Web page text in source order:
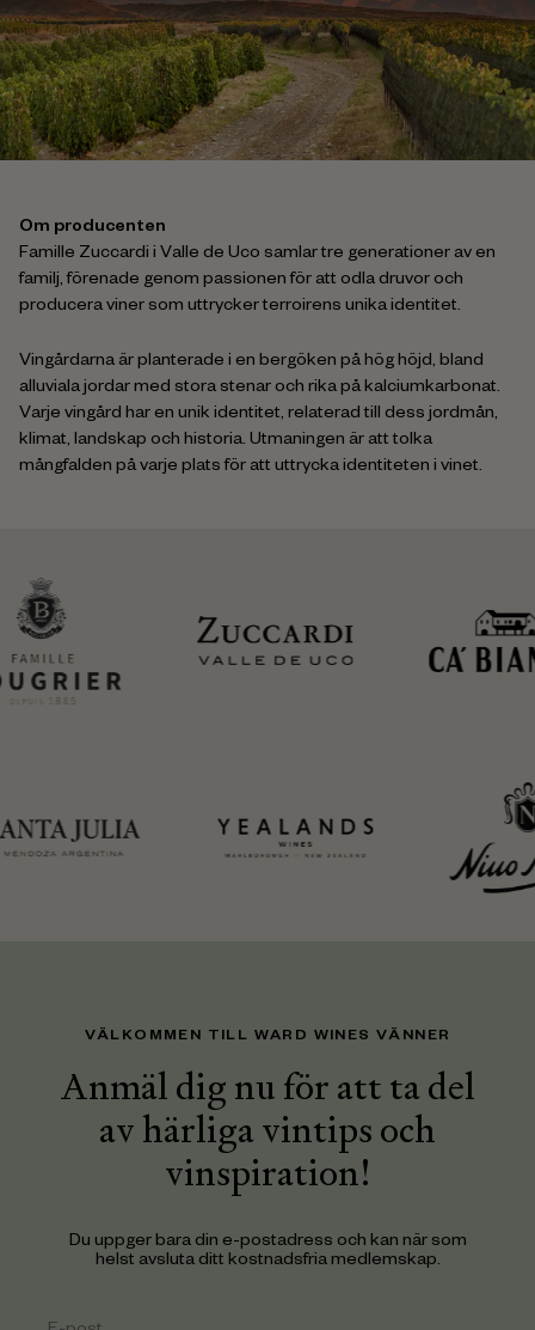
Om producenten
Famille Zuccardi i Valle de Uco samlar tre generationer av en
familj, förenade genom passionen för att odla druvor och
producera viner som uttrycker terroirens unika identitet.
Vingårdarna är planterade i en bergöken på hög höjd, bland
alluviala jordar med stora stenar och rika på kalciumkarbonat.
Varje vingård har en unik identitet, relaterad till dess jordmån,
klimat, landskap och historia. Utmaningen är att tolka
mångfalden på varje plats för att uttrycka identiteten i vinet.
VÄLKOMMEN TILL WARD WINES VÄNNER
Anmäl dig nu för att ta del
av härliga vintips och
vinspiration!
Du uppger bara din e-postadress och kan när som
helst avsluta ditt kostnadsfria medlemskap.